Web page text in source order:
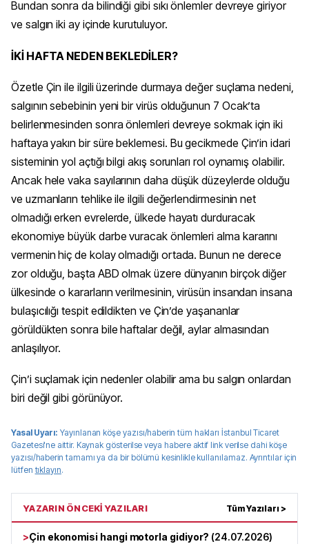
Bundan sonra da bilindiği gibi sıkı önlemler devreye giriyor
ve salgın iki ay içinde kurutuluyor.
İKİ HAFTA NEDEN BEKLEDİLER?
Özetle Çin ile ilgili üzerinde durmaya değer suçlama nedeni,
salgının sebebinin yeni bir virüs olduğunun 7 Ocak’ta
belirlenmesinden sonra önlemleri devreye sokmak için iki
haftaya yakın bir süre beklemesi. Bu gecikmede Çin’in idari
sisteminin yol açtığı bilgi akış sorunları rol oynamış olabilir.
Ancak hele vaka sayılarının daha düşük düzeylerde olduğu
ve uzmanların tehlike ile ilgili değerlendirmesinin net
olmadığı erken evrelerde, ülkede hayatı durduracak
ekonomiye büyük darbe vuracak önlemleri alma kararını
vermenin hiç de kolay olmadığı ortada. Bunun ne derece
zor olduğu, başta ABD olmak üzere dünyanın birçok diğer
ülkesinde o kararların verilmesinin, virüsün insandan insana
bulaşıcılığı tespit edildikten ve Çin’de yaşananlar
görüldükten sonra bile haftalar değil, aylar almasından
anlaşılıyor.
Çin’i suçlamak için nedenler olabilir ama bu salgın onlardan
biri değil gibi görünüyor.
Yasal Uyarı: Yayınlanan köşe yazısı/haberin tüm haklarıİstanbul Ticaret
Gazetesi'ne aittir. Kaynak gösterilse veya habere aktif link verilse dahi köşe
yazısı/haberin tamamı ya da bir bölümü kesinlikle kullanılamaz. Ayrıntılar için
lütfen tıklayın.
YAZARIN ÖNCEKİ YAZILARI Tüm Yazıları >
>Çin ekonomisi hangi motorla gidiyor? (24.07.2026)